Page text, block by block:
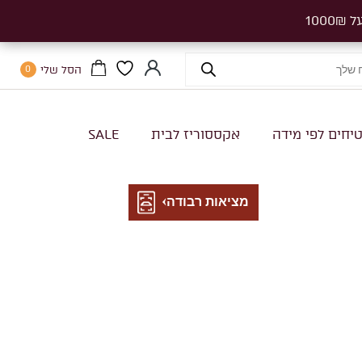
הסל שלי 0
לפי מידה אקססוריז לבית SALE
מציאות רבודה